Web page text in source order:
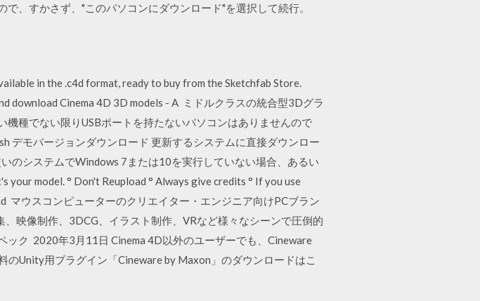
、すかさず、"このパソコンにダウンロード"を選択して続行。
in the .c4d format, ready to buy from the Sketchfab Store.
download Cinema 4D 3D models - A ミドルクラスの統合型3Dグラ
種でない限りUSBポートを持たないパソコンはありませんので
デモバージョンダウンロード 更新するシステムに直接ダウンロー
のシステムでWindows 7または10を実行していない場合、あるい
model. ° Don't Reupload ° Always give credits ° If you use
ウスコンピューターのクリエイター・エンジニア向けPCブラン
映像制作、3DCG、イラスト制作、VRなど様々なシーンで圧倒的
ク 2020年3月11日 Cinema 4D以外のユーザーでも、Cineware
Unity用プラグイン「Cineware by Maxon」のダウンロードはこ